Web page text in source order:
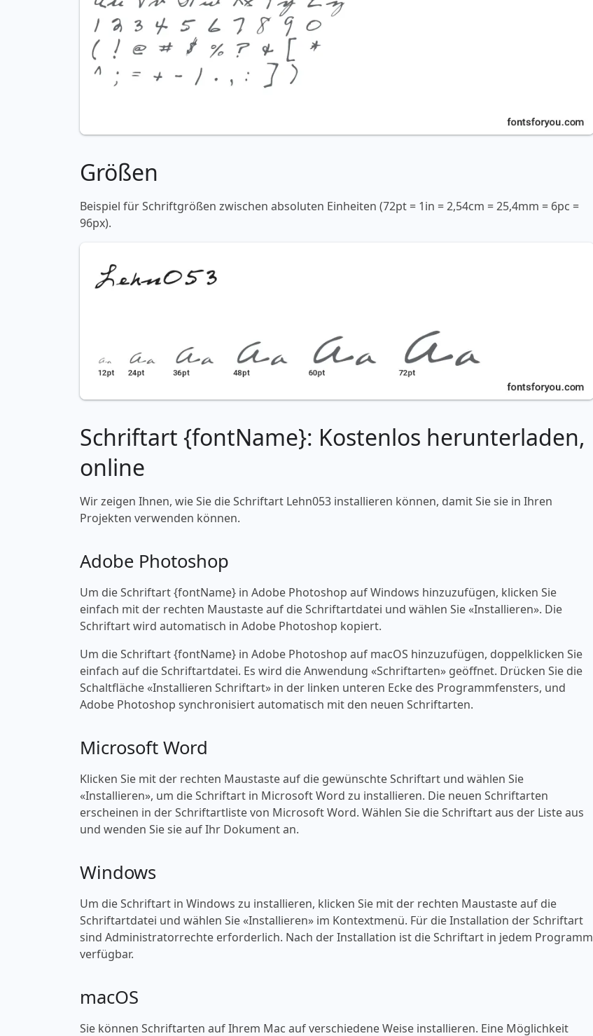
Größen
Beispiel für Schriftgrößen zwischen absoluten Einheiten (72pt = 1in = 2,54cm = 25,4mm = 6pc =
96px).
Schriftart {fontName}: Kostenlos herunterladen,
online
Wir zeigen Ihnen, wie Sie die Schriftart Lehn053 installieren können, damit Sie sie in Ihren
Projekten verwenden können.
Adobe Photoshop
Um die Schriftart {fontName} in Adobe Photoshop auf Windows hinzuzufügen, klicken Sie
einfach mit der rechten Maustaste auf die Schriftartdatei und wählen Sie «‎Installieren». Die
Schriftart wird automatisch in Adobe Photoshop kopiert.
Um die Schriftart {fontName} in Adobe Photoshop auf macOS hinzuzufügen, doppelklicken Sie
einfach auf die Schriftartdatei. Es wird die Anwendung «‎Schriftarten» geöffnet. Drücken Sie die
Schaltfläche «‎Installieren Schriftart» in der linken unteren Ecke des Programmfensters, und
Adobe Photoshop synchronisiert automatisch mit den neuen Schriftarten.
Microsoft Word
Klicken Sie mit der rechten Maustaste auf die gewünschte Schriftart und wählen Sie
«‎Installieren», um die Schriftart in Microsoft Word zu installieren. Die neuen Schriftarten
erscheinen in der Schriftartliste von Microsoft Word. Wählen Sie die Schriftart aus der Liste aus
und wenden Sie sie auf Ihr Dokument an.
Windows
Um die Schriftart in Windows zu installieren, klicken Sie mit der rechten Maustaste auf die
Schriftartdatei und wählen Sie «‎Installieren» im Kontextmenü. Für die Installation der Schriftart
sind Administratorrechte erforderlich. Nach der Installation ist die Schriftart in jedem Programm
verfügbar.
macOS
Sie können Schriftarten auf Ihrem Mac auf verschiedene Weise installieren. Eine Möglichkeit